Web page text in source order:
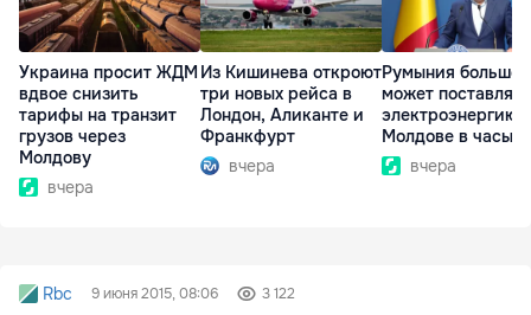
Украина просит ЖДМ
вдвое снизить
тарифы на транзит
грузов через
Молдову
вчера
Из Кишинева откроют
три новых рейса в
Лондон, Аликанте и
Франкфурт
вчера
Румыния больше
может поставлять
электроэнергию
Молдове в часы
вчера
Rbc 9 июня 2015, 08:06 3 122